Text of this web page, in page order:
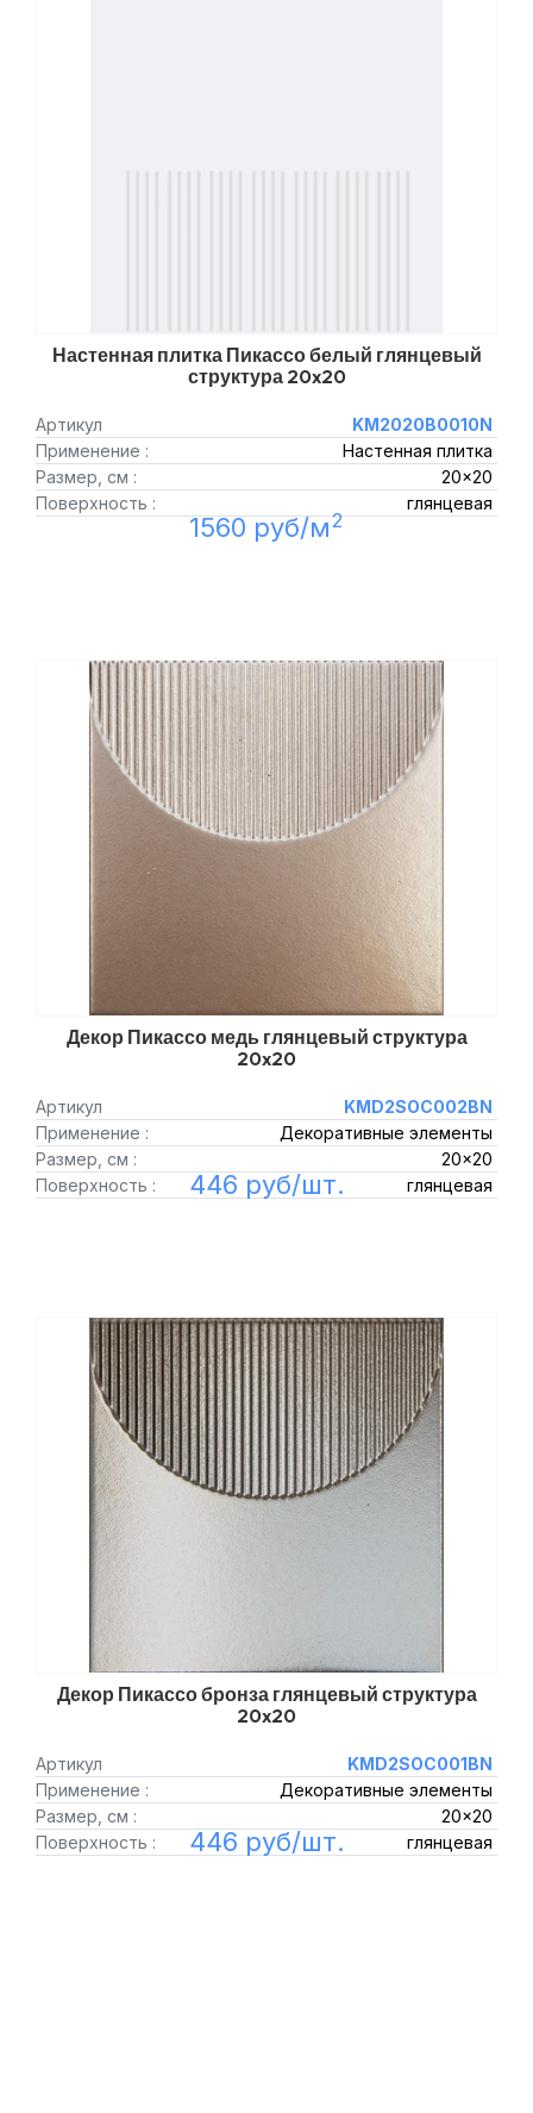
Настенная плитка Пикассо белый глянцевый
структура 20x20
Артикул
KM2020B0010N
Применение :
Настенная плитка
Размер, см :
20x20
Поверхность :
глянцевая
1560 руб/м2
Декор Пикассо медь глянцевый структура
20x20
Артикул
KMD2SOC002BN
Применение :
Декоративные элементы
Размер, см :
20x20
Поверхность :
глянцевая
446 руб/шт.
Декор Пикассо бронза глянцевый структура
20x20
Артикул
KMD2SOC001BN
Применение :
Декоративные элементы
Размер, см :
20x20
Поверхность :
глянцевая
446 руб/шт.